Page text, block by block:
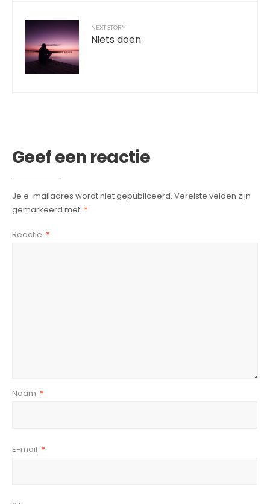
NEXT STORY
Niets doen
Geef een reactie
Je e-mailadres wordt niet gepubliceerd. Vereiste velden zijn
gemarkeerd met *
Reactie *
Naam *
E-mail *